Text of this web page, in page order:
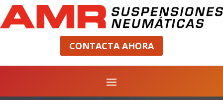
CONTACTA AHORA